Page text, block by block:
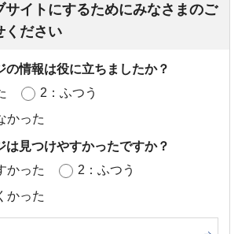
サイトにするためにみなさまのご
ください
の情報は役に立ちましたか？
2：ふつう
かった
は見つけやすかったですか？
かった
2：ふつう
かった